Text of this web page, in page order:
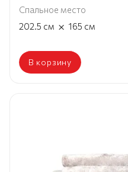
Спальное место
202.5 см × 165 см
В корзину